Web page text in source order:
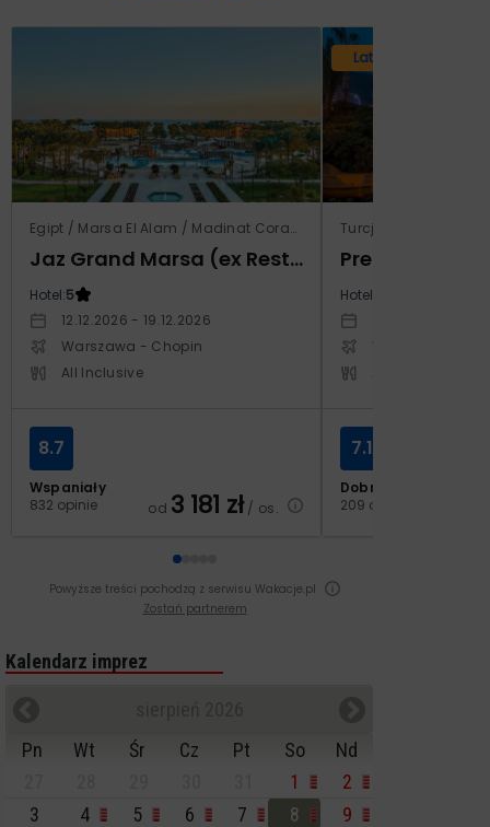
Egipt / Marsa El Alam / Madinat Coraya
Jaz Grand Marsa (ex Resta Grand Resort)
Hotel:5
12.12.2026 - 19.12.2026
Warszawa - Chopin
All Inclusive
Wspaniały
832 opinie
8.7
od 3 181 zł/ os.
Lato 2026
Turcja / Riwiera
Prestige
Hotel:
Warszawa -
Dobry
209 opinii
7.1
Powyższe treści pochodzą z serwisu Wakacje.pl
Zostań partnerem
Kalendarz imprez
Pn
Wt Śr Cz Pt So
Nd
1
2
3
4 5 6 7 8
9